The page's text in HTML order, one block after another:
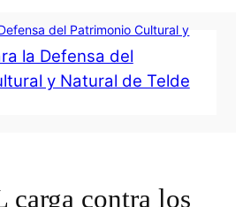
la Defensa del
y Natural de Telde
carga contra los